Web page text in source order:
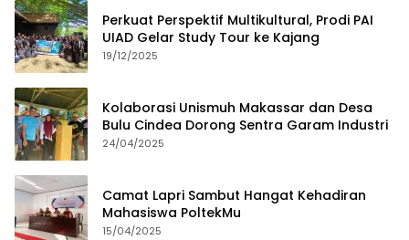
Perkuat Perspektif Multikultural, Prodi PAI
UIAD Gelar Study Tour ke Kajang
19/12/2025
Kolaborasi Unismuh Makassar dan Desa
Bulu Cindea Dorong Sentra Garam Industri
24/04/2025
Camat Lapri Sambut Hangat Kehadiran
Mahasiswa PoltekMu
15/04/2025